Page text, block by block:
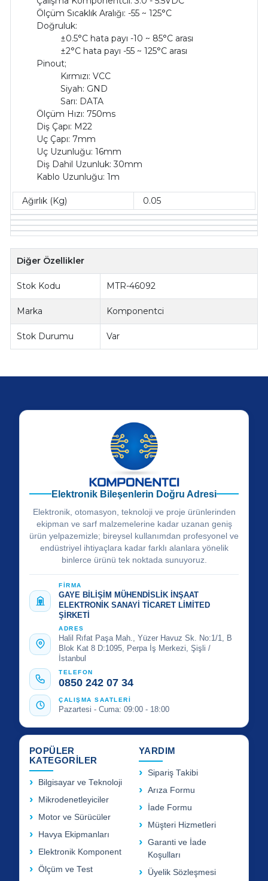
Ölçüm Sıcaklık Aralığı: -55 ~ 125°C
Doğruluk:
±0.5°C hata payı -10 ~ 85°C arası
±2°C hata payı -55 ~ 125°C arası
Pinout;
Kırmızı: VCC
Siyah: GND
Sarı: DATA
Ölçüm Hızı: 750ms
Diş Çapı: M22
Uç Çapı: 7mm
Uç Uzunluğu: 16mm
Diş Dahil Uzunluk: 30mm
Kablo Uzunluğu: 1m
Ağırlık (Kg) 0.05
Diğer Özellikler
Stok Kodu MTR-46092
Marka Komponentci
Stok Durumu Var
Elektronik Bileşenlerin Doğru Adresi
Elektronik, otomasyon, teknoloji ve proje ürünlerinden
ekipman ve sarf malzemelerine kadar uzanan geniş
ürün yelpazemizle; bireysel kullanımdan profesyonel ve
endüstriyel ihtiyaçlara kadar farklı alanlara yönelik
binlerce ürünü tek noktada sunuyoruz.
FİRMA
GAYE BİLİŞİM MÜHENDİSLİK İNŞAAT
ELEKTRONİK SANAYİ TİCARET LİMİTED
ŞİRKETİ
ADRES
Halil Rıfat Paşa Mah., Yüzer Havuz Sk. No:1/1, B
Blok Kat 8 D:1095, Perpa İş Merkezi, Şişli /
İstanbul
TELEFON
0850 242 07 34
ÇALIŞMA SAATLERİ
Pazartesi - Cuma: 09:00 - 18:00
POPÜLER
KATEGORİLER
Bilgisayar ve Teknoloji
Mikrodenetleyiciler
Motor ve Sürücüler
Havya Ekipmanları
Elektronik Komponent
Ölçüm ve Test
YARDIM
Sipariş Takibi
Arıza Formu
İade Formu
Müşteri Hizmetleri
Garanti ve İade
Koşulları
Üyelik Sözleşmesi